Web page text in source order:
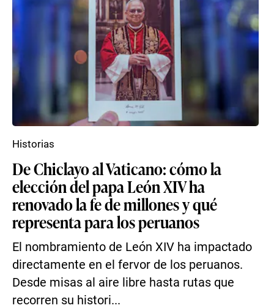
De Chiclayo al Vaticano: cómo la
elección del papa León XIV ha
renovado la fe de millones y qué
representa para los peruanos
El nombramiento de León XIV ha impactado
directamente en el fervor de los peruanos.
Desde misas al aire libre hasta rutas que
recorren su histori...
Historias